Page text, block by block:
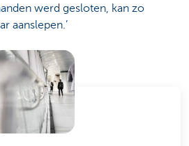
werd gesloten, kan zo
aanslepen.’